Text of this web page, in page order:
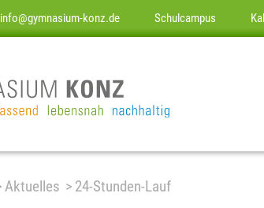
info@gymnasium-konz.de Schulcampus
Aktuelles 24-Stunden-Lauf